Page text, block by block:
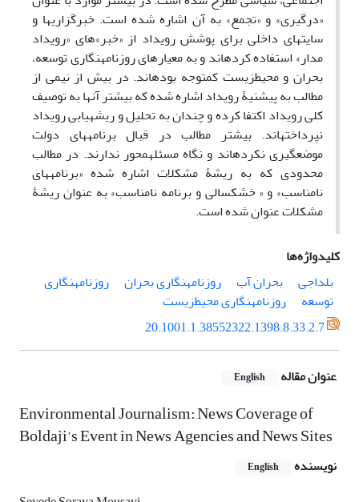
«درگیری» و «تجمع» به آن اشاره شده است. خبرگزاری‎ها و
سایت‎های داخلی برای پوشش رویداد از «خبر»های «رویداد
مدار» استفاده کرده‎اند و به معیارهای روزنامه‎نگاری توسعه،
بحران و محیط‎زیست کم‎توجه بوده‎اند. در بیش از نیمی از
مطالب به پیشنیۀ رویداد اشاره شده که بیشتر آنها به توصیف
کلی رویداد اکتفا کرده‎ و چندان به تحلیل و ریشه‎یابی رویداد
نپرداخته‎اند. بیشتر مطالب در قبال برنامه‎های دولت
موضع‎گیری نکرده‎اند و نگاه مسئله‎محور ندارند. در مطالب
محدودی که به ریشۀ مشکلات اشاره‎ شده «برنامه‎های
نامناسب» و « خشکسالی و برنامه نامناسب» به عنوان ریشۀ
مشکلات عنوان شده است.
کلیدواژه‌ها
بلداجی
بحران آب روزنامه‎نگاری بحران
روزنامه‎نگاری
توسعه
روزنامه‎نگاری محیطزیست
20.1001.1.38552322.1398.8.33.2.7
عنوان مقاله English
Environmental Journalism: News Coverage of
Boldaji’s Event in News Agencies and News Sites
نویسنده English